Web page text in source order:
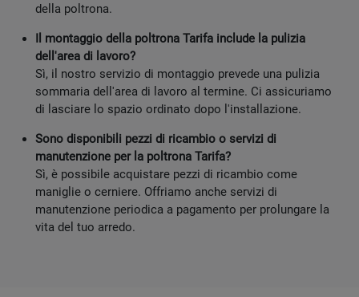
della poltrona.
Il montaggio della poltrona Tarifa include la pulizia
dell'area di lavoro?
Sì, il nostro servizio di montaggio prevede una pulizia
sommaria dell'area di lavoro al termine. Ci assicuriamo
di lasciare lo spazio ordinato dopo l'installazione.
Sono disponibili pezzi di ricambio o servizi di
manutenzione per la poltrona Tarifa?
Sì, è possibile acquistare pezzi di ricambio come
maniglie o cerniere. Offriamo anche servizi di
manutenzione periodica a pagamento per prolungare la
vita del tuo arredo.